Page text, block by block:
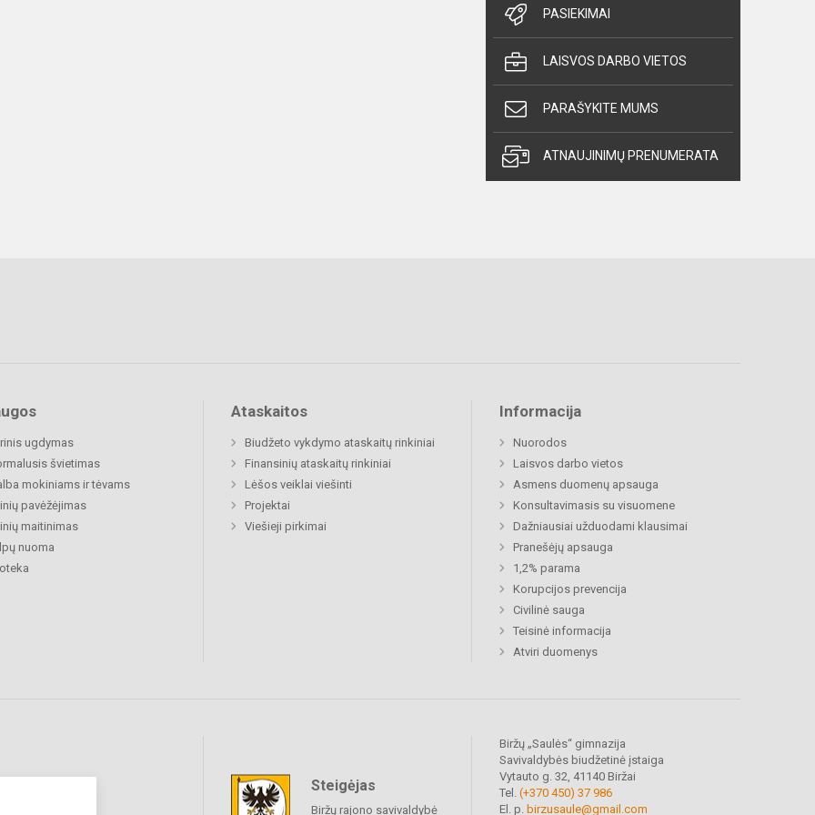
PASIEKIMAI
LAISVOS DARBO VIETOS
PARAŠYKITE MUMS
ATNAUJINIMŲ PRENUMERATA
ugdymas
švietimas
mokiniams ir tėvams
pavėžėjimas
maitinimas
nuoma
Ataskaitos
Biudžeto vykdymo ataskaitų rinkiniai
Finansinių ataskaitų rinkiniai
Lėšos veiklai viešinti
Projektai
Viešieji pirkimai
Informacija
Nuorodos
Laisvos darbo vietos
Asmens duomenų apsauga
Konsultavimasis su visuomene
Dažniausiai užduodami klausimai
Pranešėjų apsauga
1,2% parama
Korupcijos prevencija
Civilinė sauga
Teisinė informacija
Atviri duomenys
Steigėjas
Biržų rajono savivaldybė
Biržų „Saulės“ gimnazija
Savivaldybės biudžetinė įstaiga
Vytauto g. 32, 41140 Biržai
Tel. (+370 450) 37 986
El. p. birzusaule@gmail.com